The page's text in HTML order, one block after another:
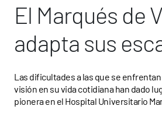
El Marqués de
adapta sus
para personas
visión
Las dificultades a las que se
visión en su vida cotidiana han dado
pionera en el Hospital Universitario